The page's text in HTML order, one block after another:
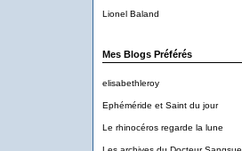
Lionel Baland
Mes Blogs Préférés
elisabethleroy
Ephéméride et Saint du jour
Le rhinocéros regarde la lune